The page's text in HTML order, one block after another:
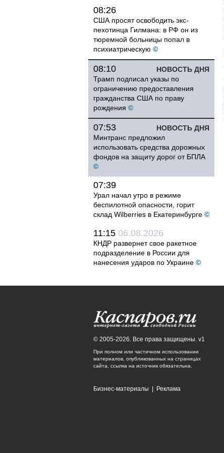
08:26
США просят освободить экс-
пехотинца Гилмана: в РФ он из
тюремной больницы попал в
психиатрическую ©
НОВОСТЬ ДНЯ
08:10
Трамп подписал указы по
ограничению предоставления
гражданства США по праву
рождения ©
НОВОСТЬ ДНЯ
07:53
Минтранс предложил
использовать средства дорожных
фондов на защиту дорог от БПЛА
©
07:39
Урал начал утро в режиме
беспилотной опасности, горит
склад Wilberries в Екатеринбурге ©
11:15 06.08.2026
КНДР развернет свое ракетное
подразделение в России для
нанесения ударов по Украине ©
© 2005-2026. Все права защищены. v1
При полном или частичном использовании
материалов, опубликованных на страницах
сайта, ссылка на источник обязательна.
Бизнес-материалы Реклама